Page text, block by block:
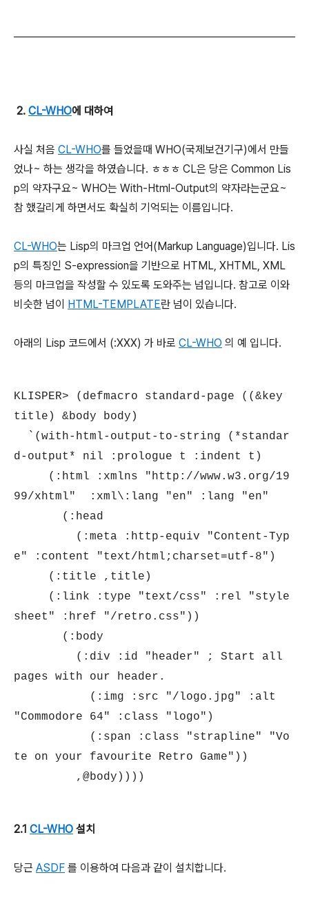
2. CL-WHO에 대하여
사실 처음 CL-WHO를 들었을때 WHO(국제보건기구)에서 만들
었나~ 하는 생각을 하였습니다. ㅎㅎㅎ CL은 당은 Common Lis
p의 약자구요~ WHO는 With-Html-Output의 약자라는군요~
참 했갈리게 하면서도 확실히 기억되는 이름입니다.
CL-WHO는 Lisp의 마크업 언어(Markup Language)입니다. Lis
p의 특징인 S-expression을 기반으로 HTML, XHTML, XML
등의 마크업을 작성할 수 있도록 도와주는 넘입니다. 참고로 이와
비슷한 넘이 HTML-TEMPLATE란 넘이 있습니다.
아래의 Lisp 코드에서 (:XXX) 가 바로 CL-WHO 의 예 입니다.
KLISPER> (defmacro standard-page ((&key
title) &body body)
`(with-html-output-to-string (*standar
d-output* nil :prologue t :indent t)
(:html :xmlns "http://www.w3.org/19
99/xhtml" :xml\:lang "en" :lang "en"
(:head
(:meta :http-equiv "Content-Typ
e" :content "text/html;charset=utf-8")
(:title ,title)
(:link :type "text/css" :rel "style
sheet" :href "/retro.css"))
(:body
(:div :id "header" ; Start all
pages with our header.
(:img :src "/logo.jpg" :alt
"Commodore 64" :class "logo")
(:span :class "strapline" "Vo
te on your favourite Retro Game"))
,@body))))
2.1 CL-WHO 설치
당근 ASDF 를 이용하여 다음과 같이 설치합니다.